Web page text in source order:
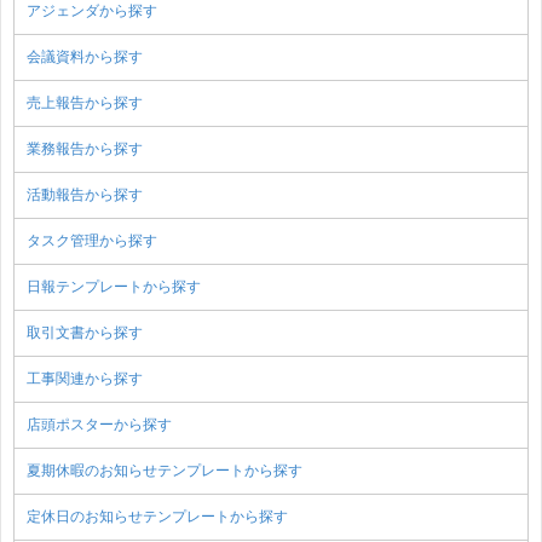
アジェンダから探す
会議資料から探す
売上報告から探す
業務報告から探す
活動報告から探す
タスク管理から探す
日報テンプレートから探す
取引文書から探す
工事関連から探す
店頭ポスターから探す
夏期休暇のお知らせテンプレートから探す
定休日のお知らせテンプレートから探す